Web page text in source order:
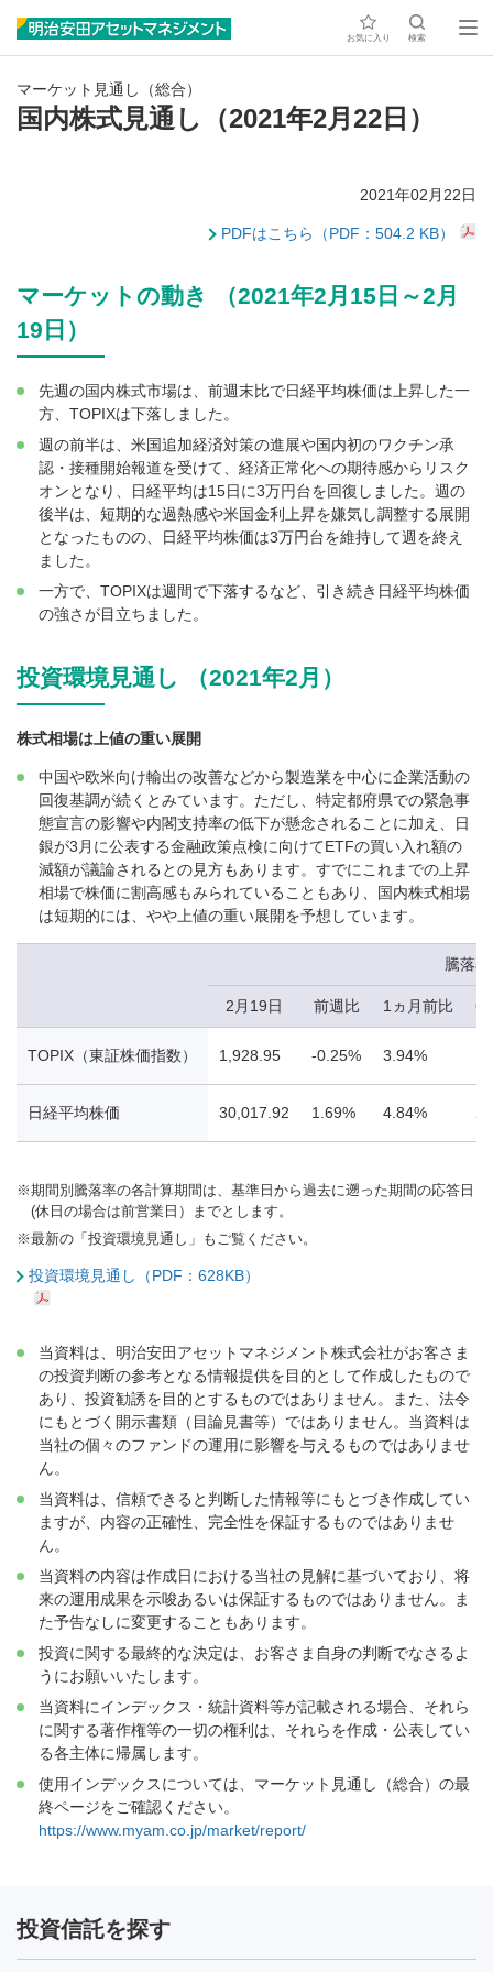
お気に入り 検索
マーケット見通し（総合）
国内株式見通し（2021年2月22日）
2021年02月22日
PDFはこちら（PDF：504.2 KB）
マーケットの動き （2021年2月15日～2月
19日）
先週の国内株式市場は、前週末比で日経平均株価は上昇した一
方、TOPIXは下落しました。
週の前半は、米国追加経済対策の進展や国内初のワクチン承
認・接種開始報道を受けて、経済正常化への期待感からリスク
オンとなり、日経平均は15日に3万円台を回復しました。週の
後半は、短期的な過熱感や米国金利上昇を嫌気し調整する展開
となったものの、日経平均株価は3万円台を維持して週を終え
ました。
一方で、TOPIXは週間で下落するなど、引き続き日経平均株価
の強さが目立ちました。
投資環境見通し （2021年2月）
株式相場は上値の重い展開
中国や欧米向け輸出の改善などから製造業を中心に企業活動の
回復基調が続くとみています。ただし、特定都府県での緊急事
態宣言の影響や内閣支持率の低下が懸念されることに加え、日
銀が3月に公表する金融政策点検に向けてETFの買い入れ額の
減額が議論されるとの見方もあります。すでにこれまでの上昇
相場で株価に割高感もみられていることもあり、国内株式相場
は短期的には、やや上値の重い展開を予想しています。
騰落率
2月19日 前週比 1ヵ月前比 6
TOPIX（東証株価指数） 1,928.95 -0.25% 3.94%
日経平均株価 30,017.92 1.69% 4.84%
※期間別騰落率の各計算期間は、基準日から過去に遡った期間の応答日
(休日の場合は前営業日）までとします。
※最新の「投資環境見通し」もご覧ください。
投資環境見通し（PDF：628KB）
当資料は、明治安田アセットマネジメント株式会社がお客さま
の投資判断の参考となる情報提供を目的として作成したもので
あり、投資勧誘を目的とするものではありません。また、法令
にもとづく開示書類（目論見書等）ではありません。当資料は
当社の個々のファンドの運用に影響を与えるものではありませ
ん。
当資料は、信頼できると判断した情報等にもとづき作成してい
ますが、内容の正確性、完全性を保証するものではありませ
ん。
当資料の内容は作成日における当社の見解に基づいており、将
来の運用成果を示唆あるいは保証するものではありません。ま
た予告なしに変更することもあります。
投資に関する最終的な決定は、お客さま自身の判断でなさるよ
うにお願いいたします。
当資料にインデックス・統計資料等が記載される場合、それら
に関する著作権等の一切の権利は、それらを作成・公表してい
る各主体に帰属します。
使用インデックスについては、マーケット見通し（総合）の最
終ページをご確認ください。
https://www.myam.co.jp/market/report/
投資信託を探す